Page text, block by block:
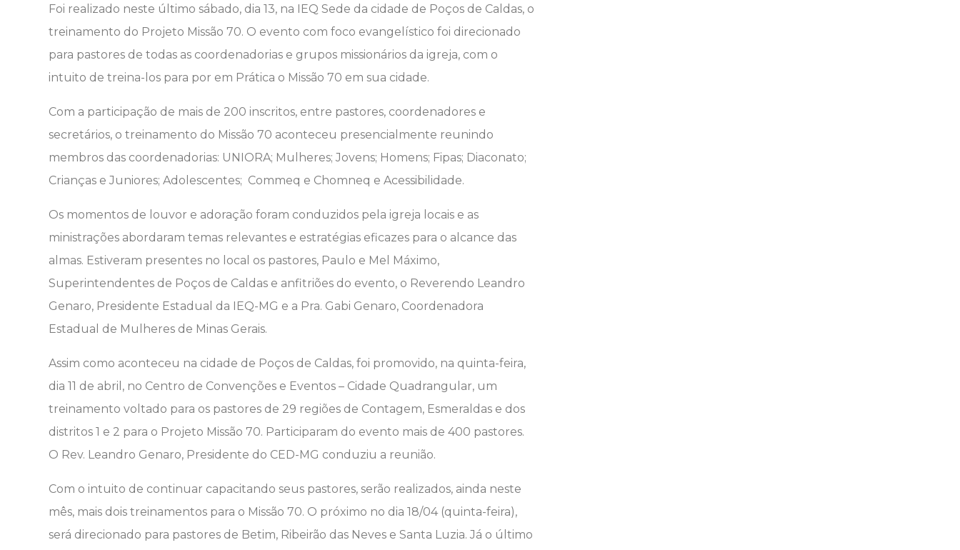
Foi realizado neste último sábado, dia 13, na IEQ Sede da cidade de Poços de Caldas, o
treinamento do Projeto Missão 70. O evento com foco evangelístico foi direcionado
para pastores de todas as coordenadorias e grupos missionários da igreja, com o
intuito de treina-los para por em Prática o Missão 70 em sua cidade.
Com a participação de mais de 200 inscritos, entre pastores, coordenadores e
secretários, o treinamento do Missão 70 aconteceu presencialmente reunindo
membros das coordenadorias: UNIORA; Mulheres; Jovens; Homens; Fipas; Diaconato;
Crianças e Juniores; Adolescentes; Commeq e Chomneq e Acessibilidade.
Os momentos de louvor e adoração foram conduzidos pela igreja locais e as
ministrações abordaram temas relevantes e estratégias eficazes para o alcance das
almas. Estiveram presentes no local os pastores, Paulo e Mel Máximo,
Superintendentes de Poços de Caldas e anfitriões do evento, o Reverendo Leandro
Genaro, Presidente Estadual da IEQ-MG e a Pra. Gabi Genaro, Coordenadora
Estadual de Mulheres de Minas Gerais.
Assim como aconteceu na cidade de Poços de Caldas, foi promovido, na quinta-feira,
dia 11 de abril, no Centro de Convenções e Eventos – Cidade Quadrangular, um
treinamento voltado para os pastores de 29 regiões de Contagem, Esmeraldas e dos
distritos 1 e 2 para o Projeto Missão 70. Participaram do evento mais de 400 pastores.
O Rev. Leandro Genaro, Presidente do CED-MG conduziu a reunião.
Com o intuito de continuar capacitando seus pastores, serão realizados, ainda neste
mês, mais dois treinamentos para o Missão 70. O próximo no dia 18/04 (quinta-feira),
será direcionado para pastores de Betim, Ribeirão das Neves e Santa Luzia. Já o último